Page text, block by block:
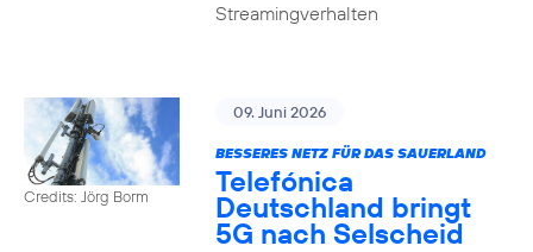
Streamingverhalten
Credits: Jörg Borm
09. Juni 2026
BESSERES NETZ FÜR DAS SAUERLAND
Telefónica
Deutschland bringt
5G nach Selscheid